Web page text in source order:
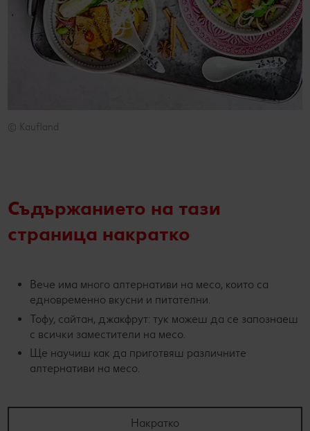
© Kaufland
© Kaufland
Съдържанието на тази
страница накратко
Вече има много алтернативи на месо, които са
едновременно вкусни и питателни.
Тофу, сайтан, джакфрут: тук можеш да се запознаеш
с всички заместители на месо.
Ще научиш как да приготвяш различните
алтернативи на месо.
Накратко